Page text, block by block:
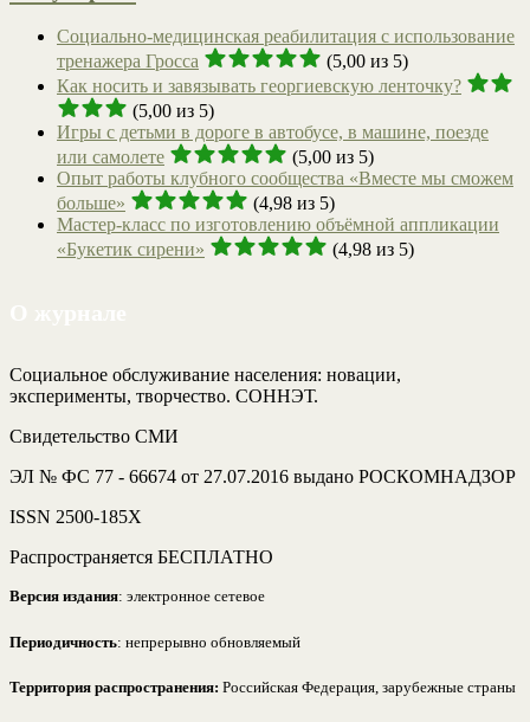
Социально-медицинская реабилитация с использование
тренажера Гросса
(5,00 из 5)
Как носить и завязывать георгиевскую ленточку?
(5,00 из 5)
Игры с детьми в дороге в автобусе, в машине, поезде
или самолете
(5,00 из 5)
Опыт работы клубного сообщества «Вместе мы сможем
больше»
(4,98 из 5)
Мастер-класс по изготовлению объёмной аппликации
«Букетик сирени»
(4,98 из 5)
Социальное обслуживание населения: новации,
эксперименты, творчество. СОННЭТ.
Свидетельство СМИ
ЭЛ № ФС 77 - 66674 от 27.07.2016 выдано РОСКОМНАДЗОР
ISSN 2500-185Х
Распространяется БЕСПЛАТНО
Версия издания: электронное сетевое
Периодичность: непрерывно обновляемый
Территория распространения: Российская Федерация, зарубежные страны